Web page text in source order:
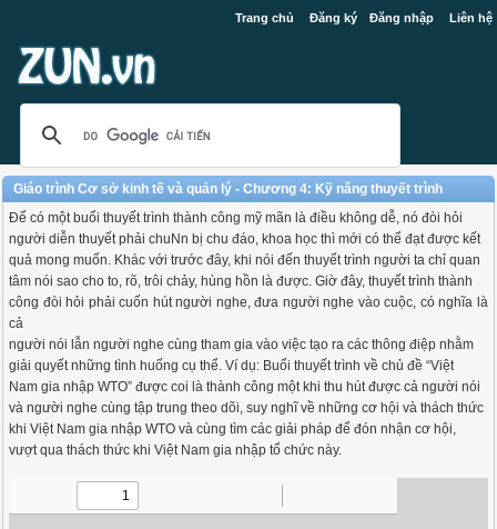
Trang chủ Đăng ký Đăng nhập Liên hệ
Giáo trình Cơ sở kinh tế và quản lý - Chương 4: Kỹ năng thuyết trình
Để có một buổi thuyết trình thành công mỹ mãn là điều không dễ, nó đòi hỏi
người diễn thuyết phải chuNn bị chu đáo, khoa học thì mới có thể đạt được kết
quả mong muốn. Khác với trước đây, khi nói đến thuyết trình người ta chỉ quan
tâm nói sao cho to, rõ, trôi chảy, hùng hồn là được. Giờ đây, thuyết trình thành
công đòi hỏi phải cuốn hút người nghe, đưa người nghe vào cuộc, có nghĩa là
cả
người nói lẫn người nghe cùng tham gia vào việc tạo ra các thông điệp nhằm
giải quyết những tình huống cụ thể. Ví dụ: Buổi thuyết trình về chủ đề “Việt
Nam gia nhập WTO” được coi là thành công một khi thu hút được cả người nói
và người nghe cùng tập trung theo dõi, suy nghĩ về những cơ hội và thách thức
khi Việt Nam gia nhập WTO và cùng tìm các giải pháp để đón nhận cơ hội,
vượt qua thách thức khi Việt Nam gia nhập tổ chức này.